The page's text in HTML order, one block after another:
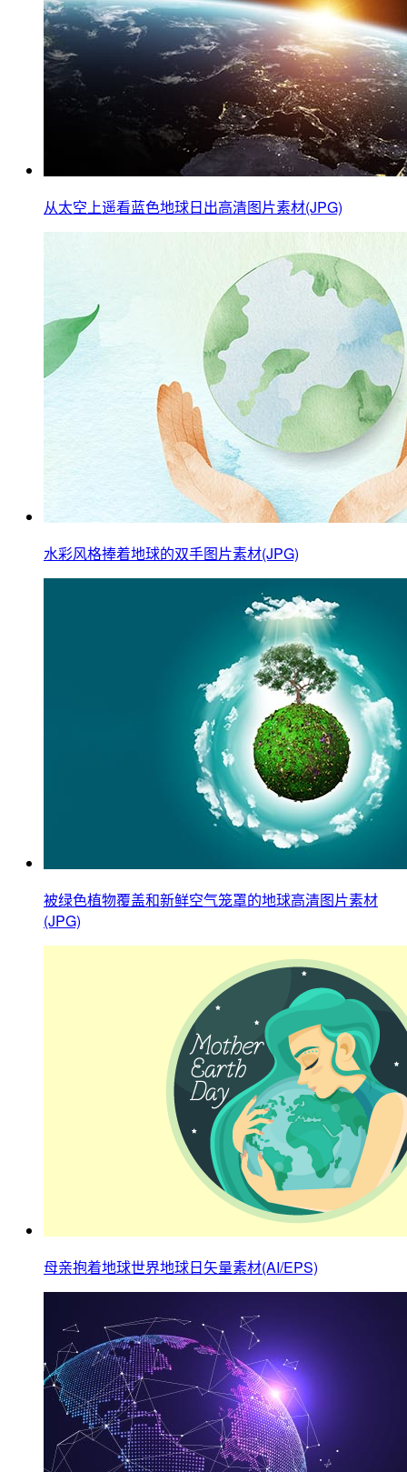
从太空上遥看蓝色地球日出高清图片素材(JPG)
水彩风格捧着地球的双手图片素材(JPG)
被绿色植物覆盖和新鲜空气笼罩的地球高清图片素材
(JPG)
母亲抱着地球世界地球日矢量素材(AI/EPS)